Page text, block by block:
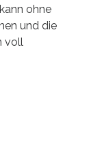
ohne
und die
voll